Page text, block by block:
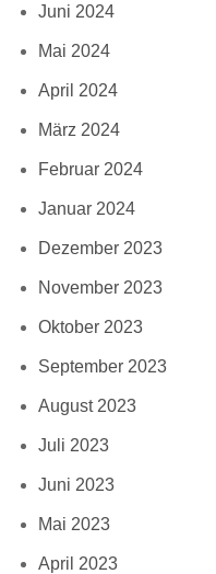
Juni 2024
Mai 2024
April 2024
März 2024
Februar 2024
Januar 2024
Dezember 2023
November 2023
Oktober 2023
September 2023
August 2023
Juli 2023
Juni 2023
Mai 2023
April 2023